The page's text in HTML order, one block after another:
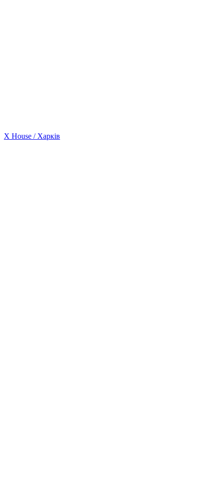
X House / Харків